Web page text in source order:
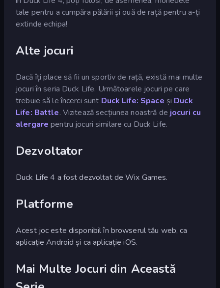
tale pentru a cumpăra pălării și ouă de rață pentru a-ți
extinde echipa!
Alte jocuri
Dacă îți place să fii un sportiv de rață, există mai multe
jocuri în seria Duck Life. Următoarele jocuri pe care
trebuie să le încerci sunt Duck Life: Space și Duck
Life: Battle. Vizitează secțiunea noastră de jocuri cu
alergare pentru jocuri similare cu Duck Life.
Dezvoltator
Duck Life 4 a fost dezvoltat de Wix Games.
Platforme
Acest joc este disponibil în browserul tău web, ca
aplicație Android și ca aplicație iOS.
Mai Multe Jocuri din Această